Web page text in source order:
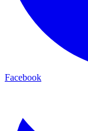
Facebook